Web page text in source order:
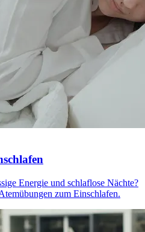
Energie und schlaflose Nächte?
zum Einschlafen.